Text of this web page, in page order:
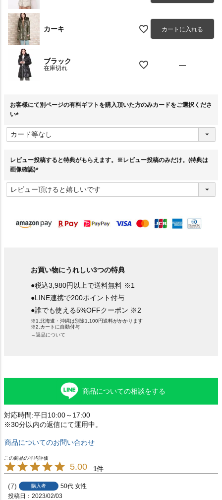
カーキ カートに入れる
ブラック
在庫切れ —
お客様にて別ページの有料ギフトを購入頂いた方のみカードをご選択くださ
い
必
須
レビュー投稿すると特典がもらえます。※レビュー投稿のみだけ。(特典は
画像確認)
必
須
お買い物にうれしい3つの特典
●税込3,980円以上で送料無料 ※1
●LINE連携で200ポイント付与
●誰でも使える5%OFFクーポン ※2
※1.北海道・沖縄は別途1,100円送料がかかります
※2.カートに自動付与
→返品について
商品についての相談をする
対応時間:平日10:00～17:00
※30分以内の返信にて運用中。
商品についてのお問い合わせ
5.00 1
7 購入者 50代 女性
投稿日
2023/02/03